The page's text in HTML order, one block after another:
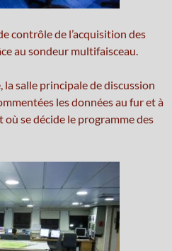
contrôle de l’acquisition des
au sondeur multifaisceau.
la salle principale de discussion
les données au fur et à
se décide le programme des